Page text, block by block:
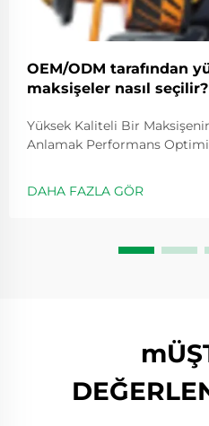
OEM/ODM tarafından
maksişeler nasıl seçilir?
Yüksek Kaliteli Bir
Anlamak Performans
döneceğini belirler ve
ifade edilir; bu değer, kolu
DAHA FAZLA GÖR